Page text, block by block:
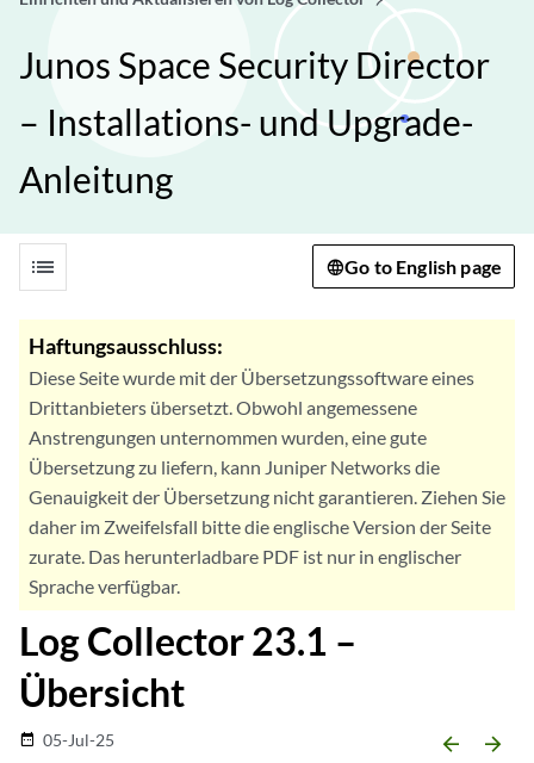
Junos Space Security Director
– Installations- und Upgrade-
Anleitung
list Go to English page
Haftungsausschluss:
Diese Seite wurde mit der Übersetzungssoftware eines
Drittanbieters übersetzt. Obwohl angemessene
Anstrengungen unternommen wurden, eine gute
Übersetzung zu liefern, kann Juniper Networks die
Genauigkeit der Übersetzung nicht garantieren. Ziehen Sie
daher im Zweifelsfall bitte die englische Version der Seite
zurate. Das herunterladbare PDF ist nur in englischer
Sprache verfügbar.
Log Collector 23.1 –
Übersicht
date_range 05-Jul-25 arrow_backward arrow_forward